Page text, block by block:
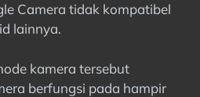
Camera tidak kompatibel
lainnya.
kamera tersebut
berfungsi pada hampir